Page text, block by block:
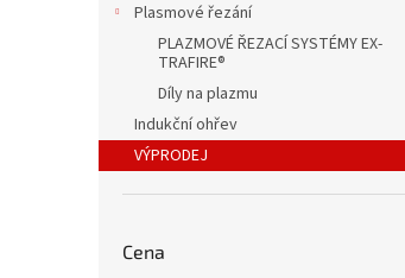
Plasmové řezání
PLAZMOVÉ ŘEZACÍ SYSTÉMY EX-
TRAFIRE®
Díly na plazmu
Indukční ohřev
VÝPRODEJ
Cena